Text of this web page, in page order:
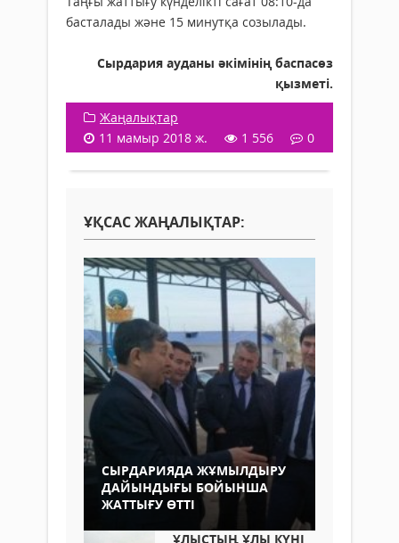
басталады және 15 минутқа созылады.
Сырдария ауданы әкімінің баспасөз
қызметі.
Жаңалықтар
11 мамыр 2018 ж.
1 556 0
ҰҚСАС ЖАҢАЛЫҚТАР:
СЫРДАРИЯДА ЖҰМЫЛДЫРУ
ДАЙЫНДЫҒЫ БОЙЫНША
ЖАТТЫҒУ ӨТТІ
ҰЛЫСТЫҢ ҰЛЫ КҮНІ